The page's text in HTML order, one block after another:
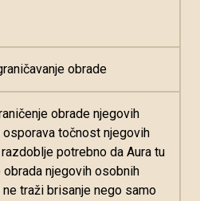
obrade
obrade njegovih
točnost njegovih
potrebno da Aura tu
njegovih osobnih
traži brisanje nego samo